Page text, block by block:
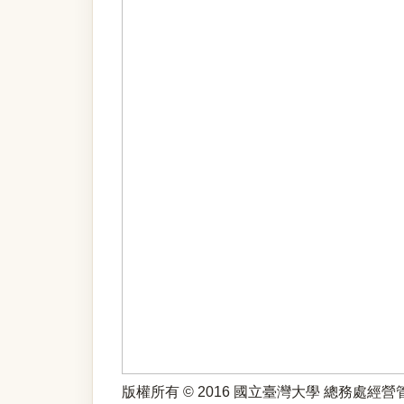
版權所有 © 2016 國立臺灣大學 總務處經營